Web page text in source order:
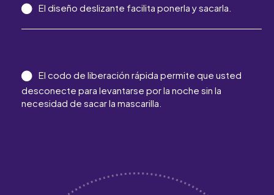
El diseño deslizante facilita ponerla y sacarla.
El codo de liberación rápida permite que usted
desconecte para levantarse por la noche sin la
necesidad de sacar la mascarilla.